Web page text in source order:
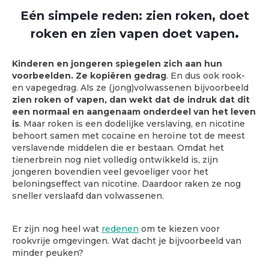
Eén simpele reden: zien roken, doet
roken en zien vapen doet vapen.
Kinderen en jongeren spiegelen zich aan hun
voorbeelden. Ze kopiëren gedrag. En dus ook rook-
en vapegedrag. Als ze (jong)volwassenen bijvoorbeeld
zien roken of vapen, dan wekt dat de indruk dat dit
een normaal en aangenaam onderdeel van het leven
is. Maar roken is een dodelijke verslaving, en nicotine
behoort samen met cocaïne en heroïne tot de meest
verslavende middelen die er bestaan. Omdat het
tienerbrein nog niet volledig ontwikkeld is, zijn
jongeren bovendien veel gevoeliger voor het
beloningseffect van nicotine. Daardoor raken ze nog
sneller verslaafd dan volwassenen.
Er zijn nog heel wat redenen om te kiezen voor
rookvrije omgevingen. Wat dacht je bijvoorbeeld van
minder peuken?